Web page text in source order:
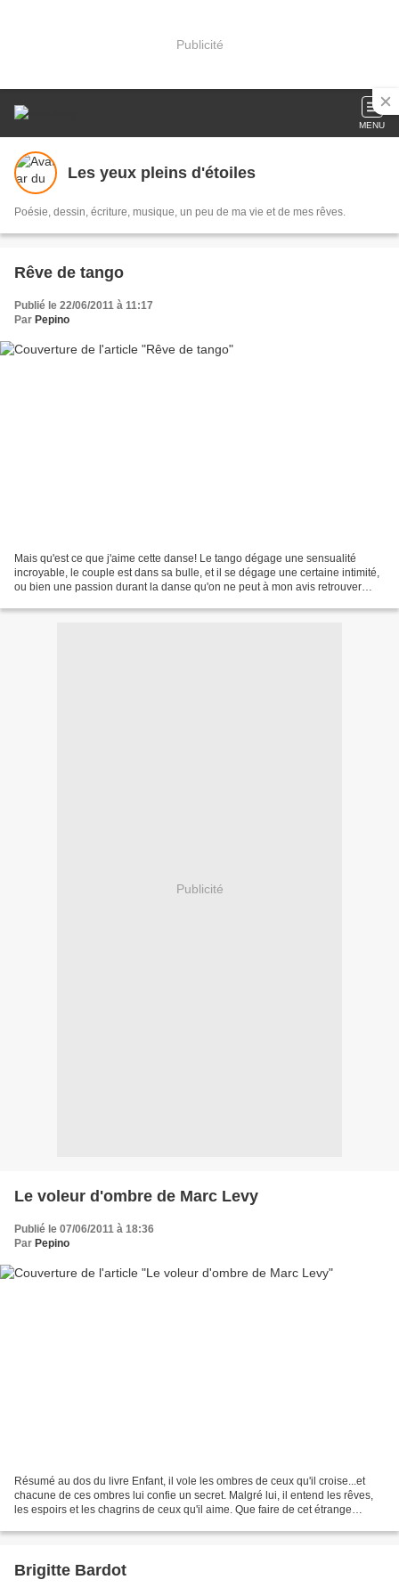
Publicité
MENU
Les yeux pleins d'étoiles
Poésie, dessin, écriture, musique, un peu de ma vie et de mes rêves.
Rêve de tango
Publié le 22/06/2011 à 11:17
Par Pepino
Mais qu'est ce que j'aime cette danse! Le tango dégage une sensualité
incroyable, le couple est dans sa bulle, et il se dégage une certaine intimité,
ou bien une passion durant la danse qu'on ne peut à mon avis retrouver
Publicité
Le voleur d'ombre de Marc Levy
Publié le 07/06/2011 à 18:36
Par Pepino
Résumé au dos du livre Enfant, il vole les ombres de ceux qu'il croise...et
chacune de ces ombres lui confie un secret. Malgré lui, il entend les rêves,
les espoirs et les chagrins de ceux qu'il aime. Que faire de cet étrange
Brigitte Bardot